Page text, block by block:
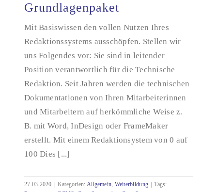
Fit For Future – CCMS Grundlagenpaket
Grundlagenpaket
Mit Basiswissen den vollen Nutzen Ihres
Redaktionssystems ausschöpfen. Stellen wir
uns Folgendes vor: Sie sind in leitender
Position verantwortlich für die Technische
Redaktion. Seit Jahren werden die technischen
Dokumentationen von Ihren Mitarbeiterinnen
und Mitarbeitern auf herkömmliche Weise z.
B. mit Word, InDesign oder FrameMaker
erstellt. Mit einem Redaktionsystem von 0 auf
100 Dies [...]
27.03.2020 Kategorien: Allgemein, Weiterbildung
Tags: